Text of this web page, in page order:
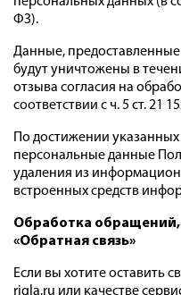
ФЗ).
Данные,
будут уничтожены в
отзыва согласия на
соответствии с ч. 5 ст. 21
По достижении
персональные данные
удаления из
встроенных средств
Обработка
«Обратная связь»
Если вы хотите оставить
rigla.ru или качестве